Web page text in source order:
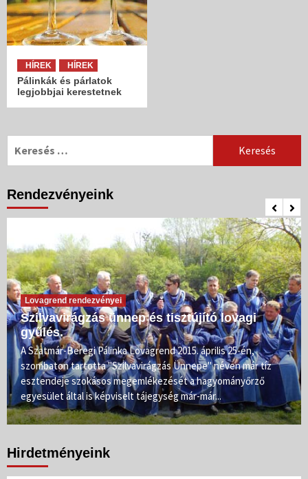
HÍREK HÍREK
Pálinkák és párlatok
legjobbjai kerestetnek
Keresés:
Rendezvényeink
Lovagrend rendezvényei
Szilvavirágzás ünnep és tisztújító lovagi
gyűlés.
A Szatmár-Beregi Pálinka Lovagrend 2015. április 25-én,
szombaton tartotta "Szilvavirágzás Ünnepe" néven már tíz
esztendeje szokásos megemlékezését a hagyományőrző
egyesület által is képviselt tájegység már-már...
Hirdetményeink